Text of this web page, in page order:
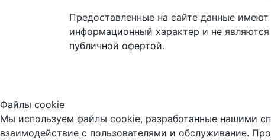
Предоставленные на сайте данные имеют
информационный характер и не являются
публичной офертой.
Файлы cookie
Мы используем файлы cookie, разработанные нашими
взаимодействие с пользователями и обслуживание.